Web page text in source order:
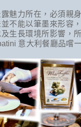
魅力所在，必須親
不能以筆墨來形容
生長環境所影響，
意大利餐廳品嚐